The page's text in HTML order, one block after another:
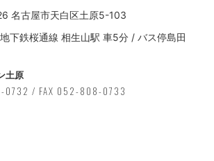
名古屋市天白区土原5-103
下鉄桜通線 相生山駅 車5分 / バス停島田
土原
0732 / FAX 052-808-0733